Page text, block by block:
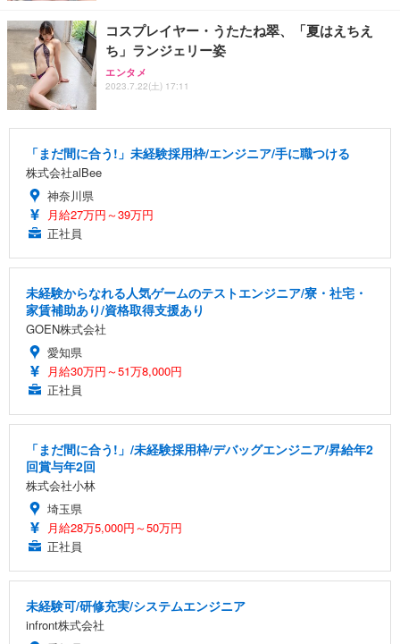
コスプレイヤー・うたたね翠、「夏はえちえ
ち」ランジェリー姿
エンタメ
2023.7.22(土) 17:11
「まだ間に合う!」未経験採用枠/エンジニア/手に職つける
株式会社alBee
神奈川県
月給27万円～39万円
正社員
未経験からなれる人気ゲームのテストエンジニア/寮・社宅・
家賃補助あり/資格取得支援あり
GOEN株式会社
愛知県
月給30万円～51万8,000円
正社員
「まだ間に合う!」/未経験採用枠/デバッグエンジニア/昇給年2
回賞与年2回
株式会社小林
埼玉県
月給28万5,000円～50万円
正社員
未経験可/研修充実/システムエンジニア
infront株式会社